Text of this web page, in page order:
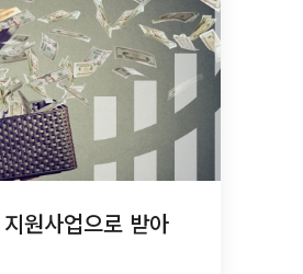
원사업으로 받아